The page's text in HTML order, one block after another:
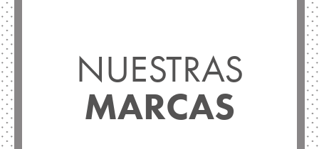
NUESTRAS
MARCAS